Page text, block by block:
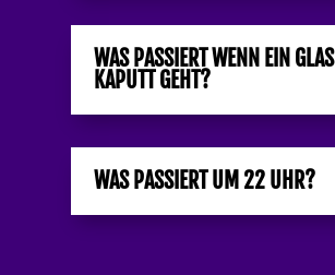
WAS PASSIERT WENN EIN GLAS
KAPUTT GEHT?
WAS PASSIERT UM 22 UHR?